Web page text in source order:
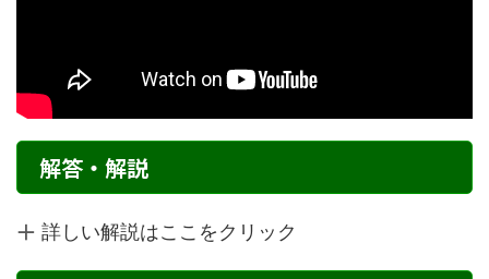
解答・解説
詳しい解説はここをクリック